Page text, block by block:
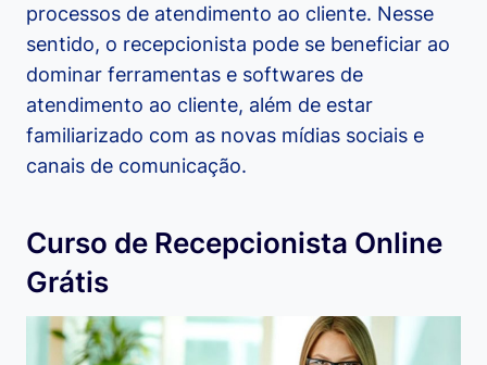
processos de atendimento ao cliente. Nesse
sentido, o recepcionista pode se beneficiar ao
dominar ferramentas e softwares de
atendimento ao cliente, além de estar
familiarizado com as novas mídias sociais e
canais de comunicação.
Curso de Recepcionista Online
Grátis